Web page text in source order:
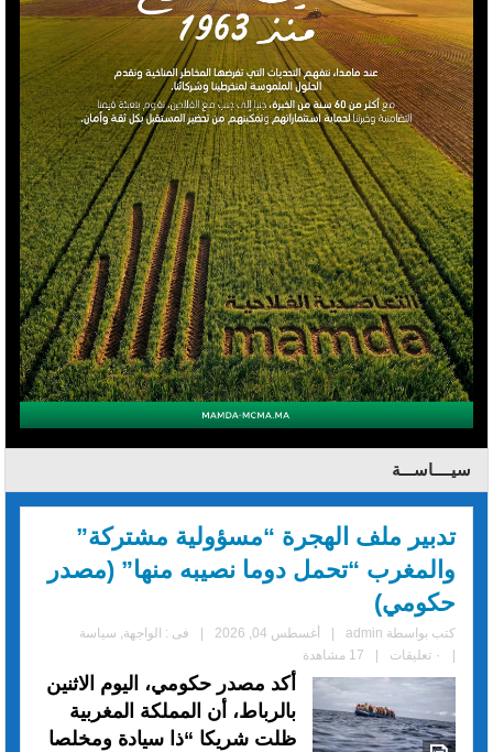
سيــــاســـة
تدبير ملف الهجرة “مسؤولية مشتركة”
والمغرب “تحمل دوما نصيبه منها” (مصدر
حكومي)
كتب بواسطة admin أغسطس 04, 2026 فى : الواجهة, سياسة
٠ تعليقات 17 مشاهدة
أكد مصدر حكومي، اليوم الاثنين
بالرباط، أن المملكة المغربية
ظلت شريكا “ذا سيادة ومخلصا